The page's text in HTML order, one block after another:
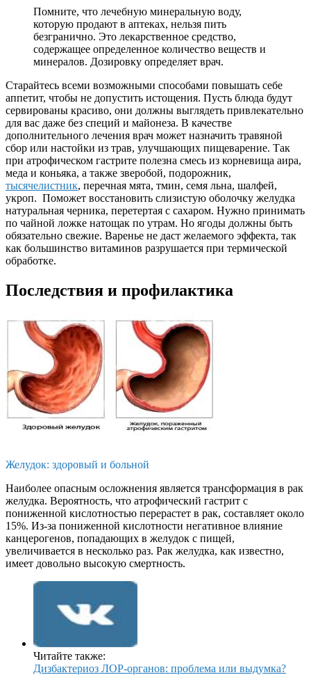
Помните, что лечебную минеральную воду,
которую продают в аптеках, нельзя пить
безгранично. Это лекарственное средство,
содержащее определенное количество веществ и
минералов. Дозировку определяет врач.
Старайтесь всеми возможными способами повышать себе
аппетит, чтобы не допустить истощения. Пусть блюда будут
сервированы красиво, они должны выглядеть привлекательно
для вас даже без специй и майонеза. В качестве
дополнительного лечения врач может назначить травяной
сбор или настойки из трав, улучшающих пищеварение. Так
при атрофическом гастрите полезна смесь из корневища аира,
меда и коньяка, а также зверобой, подорожник,
тысячелистник, перечная мята, тмин, семя льна, шалфей,
укроп. Поможет восстановить слизистую оболочку желудка
натуральная черника, перетертая с сахаром. Нужно принимать
по чайной ложке натощак по утрам. Но ягоды должны быть
обязательно свежие. Варенье не даст желаемого эффекта, так
как большинство витаминов разрушается при термической
обработке.
Последствия и профилактика
Желудок: здоровый и больной
Наиболее опасным осложнения является трансформация в рак
желудка. Вероятность, что атрофический гастрит с
пониженной кислотностью перерастет в рак, составляет около
15%. Из-за пониженной кислотности негативное влияние
канцерогенов, попадающих в желудок с пищей,
увеличивается в несколько раз. Рак желудка, как известно,
имеет довольно высокую смертность.
Читайте также:
Дизбактериоз ЛОР-органов: проблема или выдумка?